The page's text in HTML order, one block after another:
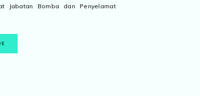
Jabatan Bomba dan Penyelamat